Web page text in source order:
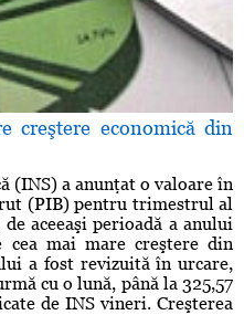
creştere economică din
(INS) a anunţat o valoare în
(PIB) pentru trimestrul al
aceeaşi perioadă a anului
mai mare creştere din
a fost revizuită în urcare,
cu o lună, până la 325,57
de INS vineri. Creşterea